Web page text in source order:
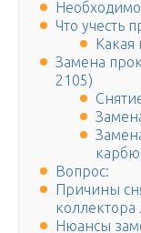
Что учесть
Какая
Замена
2105)
Вопрос:
Причины
коллектора
Нюансы